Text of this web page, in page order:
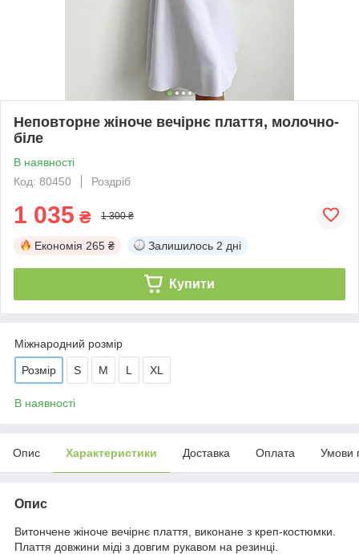
Неповторне жіноче вечірнє плаття, молочно-
біле
В наявності
Код: 80450
Роздріб
1 035 ₴ 1 300 ₴
Економія 265 ₴ Залишилось 2 дні
Купити
Міжнародний розмір
Розмір S M L XL
В наявності
Опис Характеристики Доставка Оплата Умови
Опис
Витончене жіноче вечірнє плаття, виконане з креп-костюмки.
Плаття довжини міді з довгим рукавом на резинці.